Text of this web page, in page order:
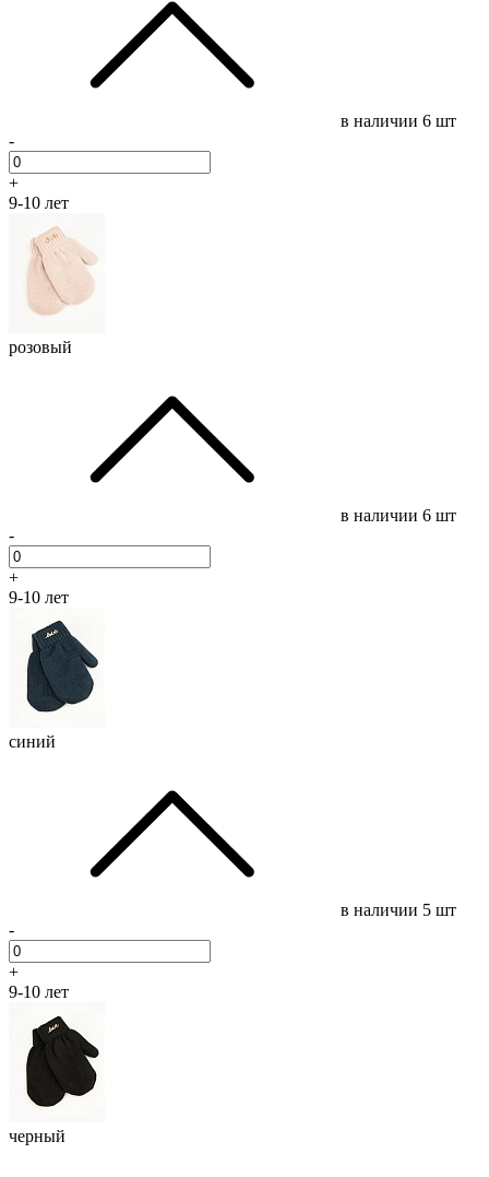
в наличии 6 шт
-
+
9-10 лет
розовый
в наличии 6 шт
-
+
9-10 лет
синий
в наличии 5 шт
-
+
9-10 лет
черный